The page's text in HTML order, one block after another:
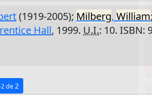
(1919-2005); Milberg, William;
Hall, 1999. U.I.: 10. ISBN:
de2